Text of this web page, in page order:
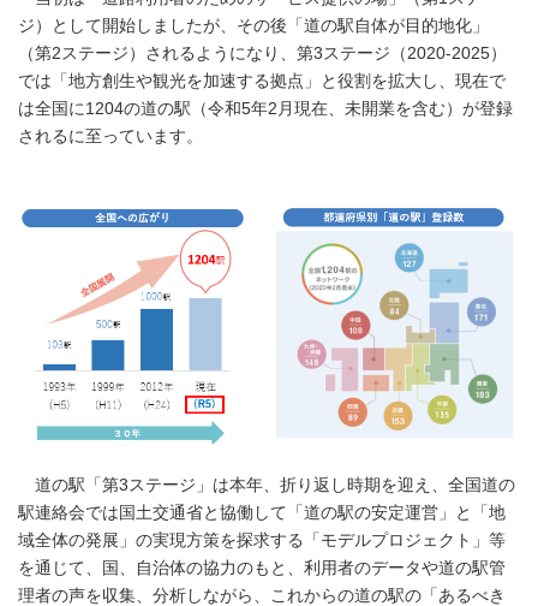
ジ）として開始しましたが、その後「道の駅自体が目的地化」
（第2ステージ）されるようになり、第3ステージ（2020-2025）
では「地方創生や観光を加速する拠点」と役割を拡大し、現在で
は全国に1204の道の駅（令和5年2月現在、未開業を含む）が登録
されるに至っています。
道の駅「第3ステージ」は本年、折り返し時期を迎え、全国道の
駅連絡会では国土交通省と協働して「道の駅の安定運営」と「地
域全体の発展」の実現方策を探求する「モデルプロジェクト」等
を通じて、国、自治体の協力のもと、利用者のデータや道の駅管
理者の声を収集、分析しながら、これからの道の駅の「あるべき